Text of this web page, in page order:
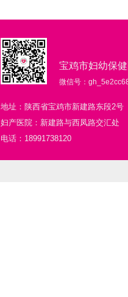
宝鸡市妇幼保
微信号：
地址：陕西省宝鸡市新建路东段2号
妇产医院：新建路与西凤路交汇处
电话：18991738120